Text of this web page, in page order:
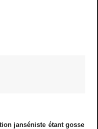
janséniste étant gosse